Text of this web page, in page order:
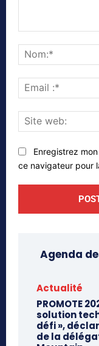
Enregistrez
ce navigateur pour
Agenda
Actualité
PROMOTE
solution
défi »,
de la